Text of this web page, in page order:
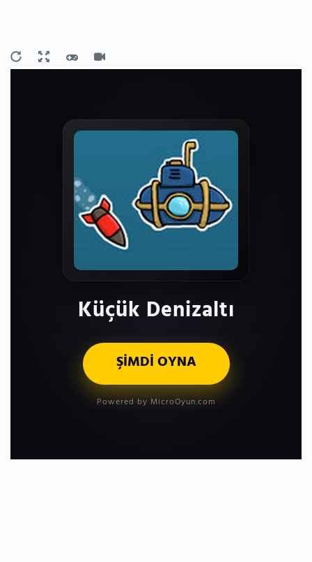
Küçük Denizaltı
ŞİMDİ OYNA
Powered by MicroOyun.com